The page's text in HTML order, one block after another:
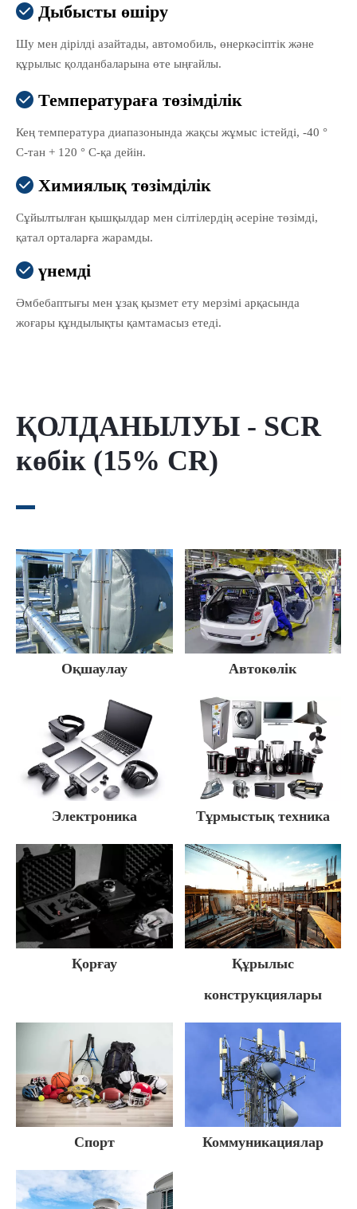
 Дыбысты өшіру
Шу мен дірілді азайтады, автомобиль, өнеркәсіптік және
құрылыс қолданбаларына өте ыңғайлы.
 Температураға төзімділік
Кең температура диапазонында жақсы жұмыс істейді, -40 °
C-тан + 120 ° C-қа дейін.
 Химиялық төзімділік
Сұйылтылған қышқылдар мен сілтілердің әсеріне төзімді,
қатал орталарға жарамды.
 үнемді
Әмбебаптығы мен ұзақ қызмет ету мерзімі арқасында
жоғары құндылықты қамтамасыз етеді.
ҚОЛДАНЫЛУЫ - SCR
көбік (15% CR)
Оқшаулау Автокөлік
Электроника Тұрмыстық техника
Қорғау
Құрылыс
конструкциялары
Спорт Коммуникациялар